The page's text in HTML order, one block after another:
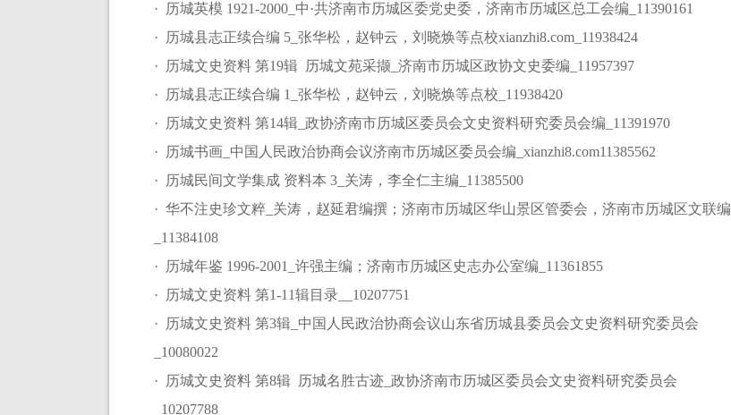
· 历城英模 1921-2000_中·共济南市历城区委党史委，济南市历城区总工会编_11390161
· 历城县志正续合编 5_张华松，赵钟云，刘晓焕等点校xianzhi8.com_11938424
· 历城文史资料 第19辑 历城文苑采撷_济南市历城区政协文史委编_11957397
· 历城县志正续合编 1_张华松，赵钟云，刘晓焕等点校_11938420
· 历城文史资料 第14辑_政协济南市历城区委员会文史资料研究委员会编_11391970
· 历城书画_中国人民政治协商会议济南市历城区委员会编_xianzhi8.com11385562
· 历城民间文学集成 资料本 3_关涛，李全仁主编_11385500
· 华不注史珍文粹_关涛，赵延君编撰；济南市历城区华山景区管委会，济南市历城区文联编
_11384108
· 历城年鉴 1996-2001_许强主编；济南市历城区史志办公室编_11361855
· 历城文史资料 第1-11辑目录__10207751
· 历城文史资料 第3辑_中国人民政治协商会议山东省历城县委员会文史资料研究委员会
_10080022
· 历城文史资料 第8辑 历城名胜古迹_政协济南市历城区委员会文史资料研究委员会
_10207788